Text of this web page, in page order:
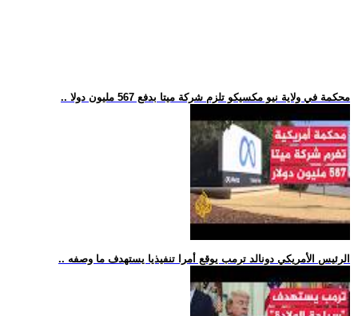
.. محكمة في ولاية نيو مكسيكو تلزم شركة ميتا بدفع 567 مليون دولا
.. الرئيس الأمريكي دونالد ترمب يوقع أمرا تنفيذيا يستهدف ما وصفه